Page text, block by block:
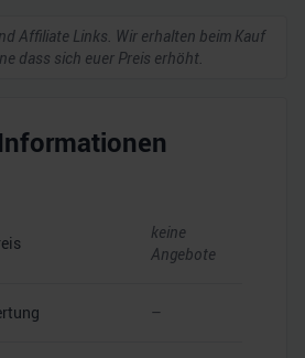
Affiliate Links. Wir erhalten beim Kauf
dass sich euer Preis erhöht.
keine
Angebote
–